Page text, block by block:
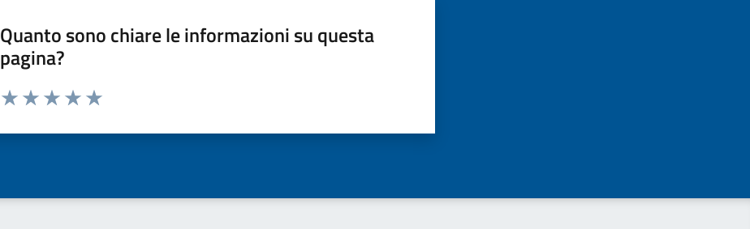
Quanto sono chiare le informazioni su questa
pagina?
Valuta da 1 a 5 stelle la pagina